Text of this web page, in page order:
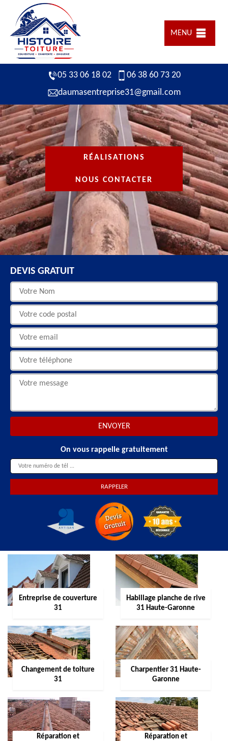
MENU
05 33 06 18 02
06 38 60 73 20
daumasentreprise31@gmail.com
RÉALISATIONS
NOUS CONTACTER
DEVIS GRATUIT
On vous rappelle gratuitement
Entreprise de couverture
31
Habillage planche de rive
31 Haute-Garonne
Changement de toiture
31
Charpentier 31 Haute-
Garonne
Réparation et
Réparation et